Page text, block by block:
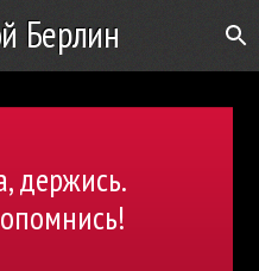
Берлин
держись.